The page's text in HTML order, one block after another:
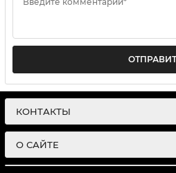
КОНТАКТЫ
О САЙТЕ